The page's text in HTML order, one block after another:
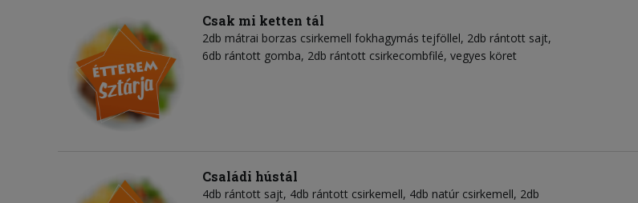
Csak mi ketten tál
2db mátrai borzas csirkemell fokhagymás tejföllel, 2db rántott sajt,
6db rántott gomba, 2db rántott csirkecombfilé, vegyes köret
Családi hústál
4db rántott sajt, 4db rántott csirkemell, 4db natúr csirkemell, 2db